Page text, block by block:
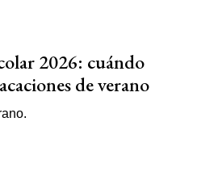
2026: cuándo
de verano